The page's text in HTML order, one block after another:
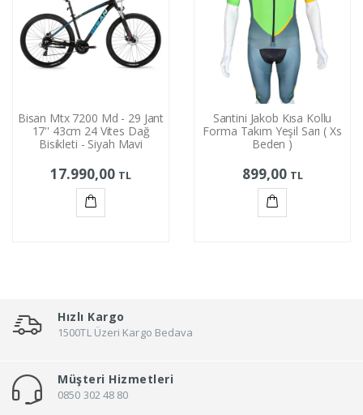
Bisan Mtx 7200 Md - 29 Jant
17'' 43cm 24 Vites Dağ
Bisikleti - Siyah Mavi
17.990,00 TL
Santini Jakob Kısa Kollu
Forma Takım Yeşil Sarı ( Xs
Beden )
899,00 TL
Hızlı Kargo
1500TL Üzeri Kargo Bedava
Müşteri Hizmetleri
0850 302 48 80